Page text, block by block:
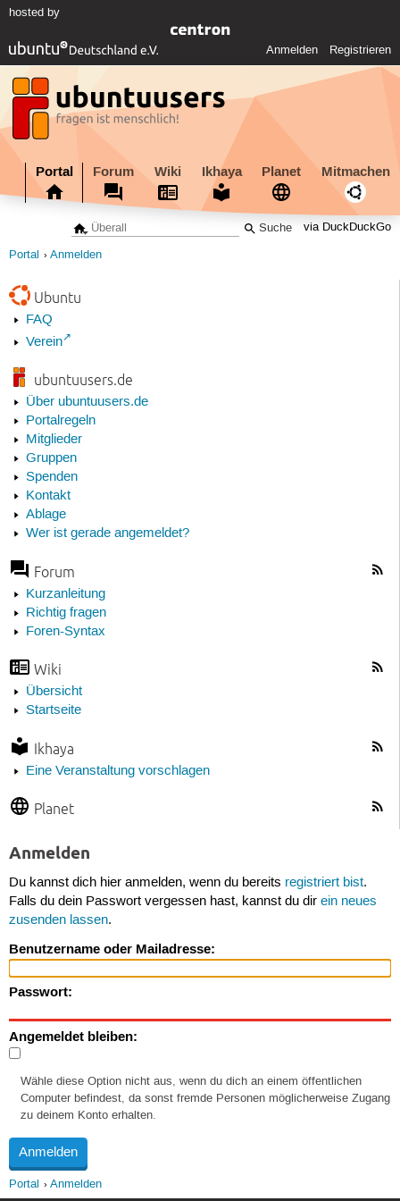
hosted by
Anmelden Registrieren
Portal Forum Wiki Ikhaya Planet Mitmachen
via DuckDuckGo
Portal Anmelden
Ubuntu
FAQ
Verein
ubuntuusers.de
Über ubuntuusers.de
Portalregeln
Mitglieder
Gruppen
Spenden
Kontakt
Ablage
Wer ist gerade angemeldet?
Forum
Kurzanleitung
Richtig fragen
Foren-Syntax
Wiki
Übersicht
Startseite
Ikhaya
Eine Veranstaltung vorschlagen
Planet
Anmelden
Du kannst dich hier anmelden, wenn du bereits registriert bist.
Falls du dein Passwort vergessen hast, kannst du dir ein neues
zusenden lassen.
Benutzername oder Mailadresse:
Passwort:
Angemeldet bleiben:
Wähle diese Option nicht aus, wenn du dich an einem öffentlichen
Computer befindest, da sonst fremde Personen möglicherweise Zugang
zu deinem Konto erhalten.
Portal Anmelden